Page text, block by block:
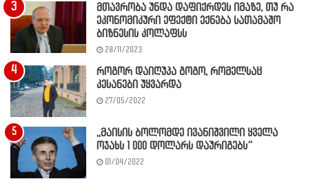
მთავრობა უნდა დაფიქრდეს იმაზე, თუ რა
ეკონომიკური ეფექტი ექნება სათამაშო
ბიზნესის კოლაფსს
28/11/2023
როგორ დაიღუპა გოგო, რომელსაც
კესანები უყვარდა
27/05/2022
,,მაისის ბოლომდე ივანიშვილი ყველა
ოჯახს 1 000 დოლარს დაურიგებს”
01/04/2022